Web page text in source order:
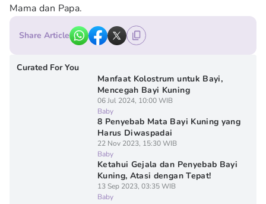
Mama dan Papa.
Share Article
Curated For You
Manfaat Kolostrum untuk Bayi,
Mencegah Bayi Kuning
06 Jul 2024, 10:00 WIB
Baby
8 Penyebab Mata Bayi Kuning yang
Harus Diwaspadai
22 Nov 2023, 15:30 WIB
Baby
Ketahui Gejala dan Penyebab Bayi
Kuning, Atasi dengan Tepat!
13 Sep 2023, 03:35 WIB
Baby